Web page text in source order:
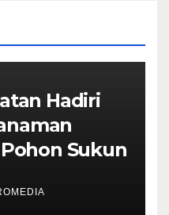
Hadiri
Sukun